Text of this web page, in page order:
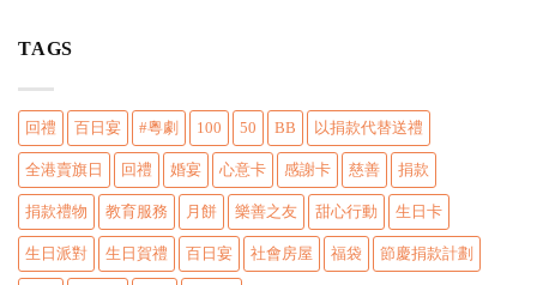
TAGS
回禮 百日宴 #粵劇 100 50 BB 以捐款代替送禮
全港賣旗日 回禮 婚宴 心意卡 感謝卡 慈善 捐款
捐款禮物 教育服務 月餅 樂善之友 甜心行動 生日卡
生日派對 生日賀禮 百日宴 社會房屋 福袋 節慶捐款計劃